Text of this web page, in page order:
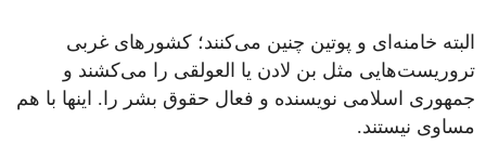
البته خامنه‌ای و پوتین چنین می‌کنند؛ کشورهای غربی
تروریست‌هایی مثل بن لادن یا العولقی را می‌کشند و
جمهوری اسلامی نویسنده و فعال حقوق بشر را. اینها با هم
مساوی نیستند.